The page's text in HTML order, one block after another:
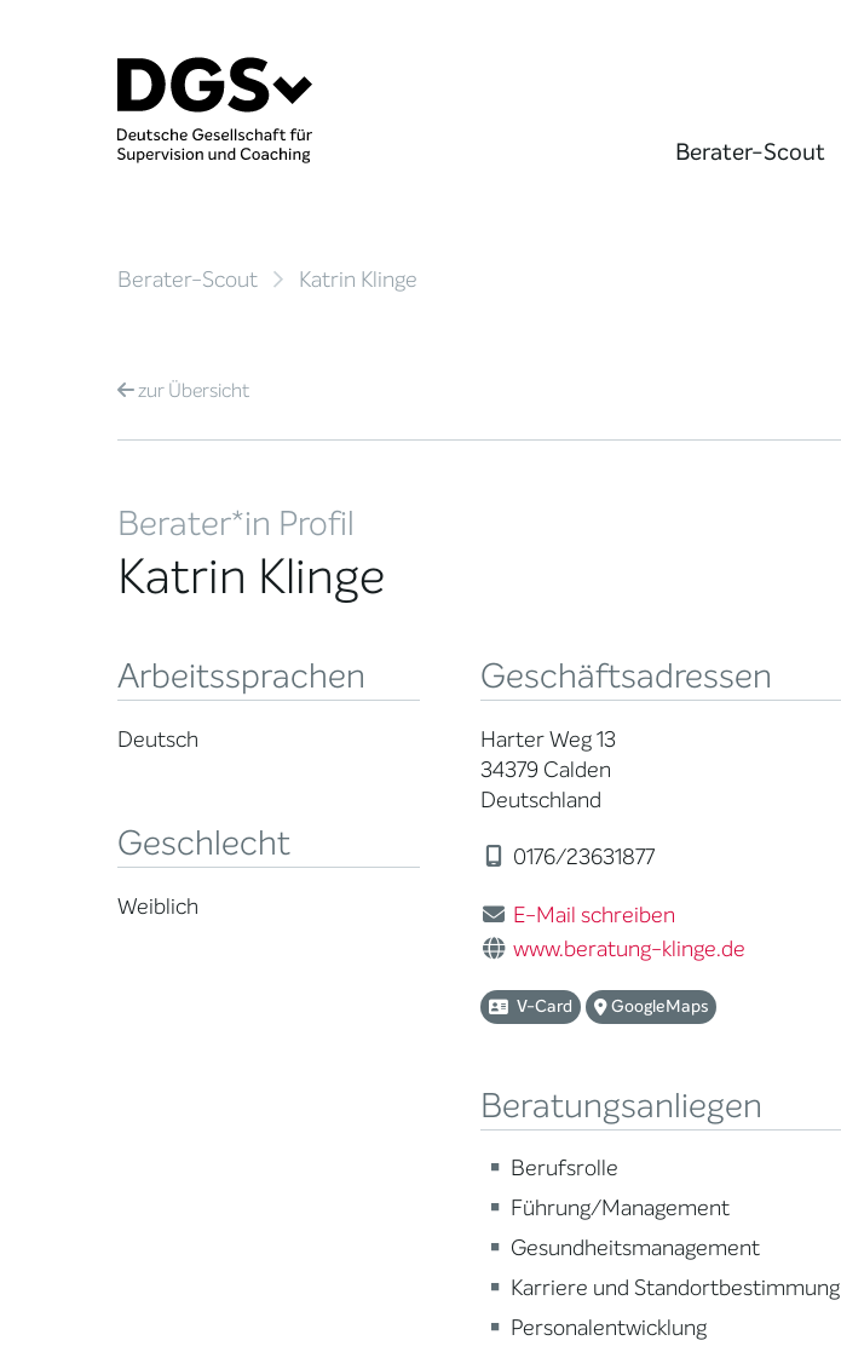
Berater-Scout
Berater-Scout Katrin Klinge
zurÜbersicht
Berater*in Profil
Katrin Klinge
Arbeitssprachen
Deutsch
Geschlecht
Weiblich
Geschäftsadressen
Harter Weg 13
34379 Calden
Deutschland
0176/23631877
E-Mail schreiben
www.beratung-klinge.de
V-Card GoogleMaps
Beratungsanliegen
Berufsrolle
Führung/Management
Gesundheitsmanagement
Karriere und Standortbestimmung
Personalentwicklung